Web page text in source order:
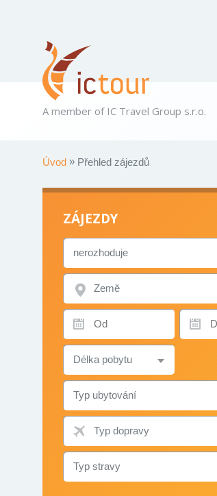
A member of IC Travel Group s.r.o.
Úvod Přehled zájezdů
ZÁJEZDY
TYP
ZEMĚ
TERMÍN
OD
TERMÍN
DO
DÉLKA
POBYTU
TYP
UBYTOVÁNÍ
TYP
DOPRAVY
TYP
STRAVY